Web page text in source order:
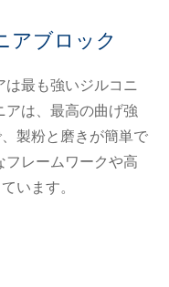
アブロック
は最も強いジルコニ
アは、最高の曲げ強
製粉と磨きが簡単で
フレームワークや高
います。